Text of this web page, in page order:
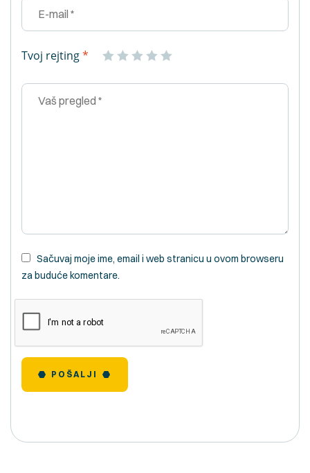
Tvoj rejting*
Sačuvaj moje ime, email i web stranicu u ovom browseru
za buduće komentare.
POŠALJI